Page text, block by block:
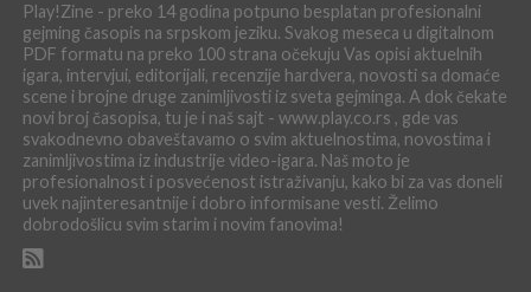
Play!Zine - preko 14 godina potpuno besplatan profesionalni
gejming časopis na srpskom jeziku. Svakog meseca u digitalnom
PDF formatu na preko 100 strana očekuju Vas opisi aktuelnih
igara, intervjui, editorijali, recenzije hardvera, novosti sa domaće
scene i brojne druge zanimljivosti iz sveta gejminga. A dok čekate
novi broj časopisa, tu je i naš sajt - www.play.co.rs , gde vas
svakodnevno obaveštavamo o svim aktuelnostima, novostima i
zanimljivostima iz industrije video-igara. Naš moto je
profesionalnost i posvećenost istraživanju, kako bi za vas doneli
uvek najinteresantnije i dobro informisane vesti. Želimo
dobrodošlicu svim starim i novim fanovima!